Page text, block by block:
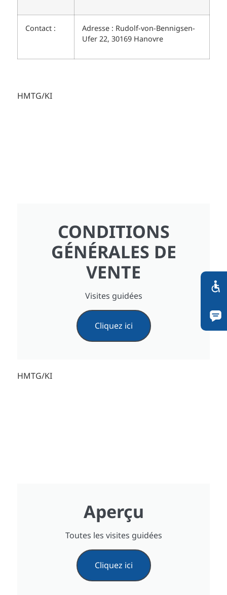
Contact :
Adresse : Rudolf-von-Bennigsen-
Ufer 22, 30169 Hanovre
HMTG/KI
CONDITIONS
GÉNÉRALES DE
VENTE
Visites guidées
Cliquez ici
HMTG/KI
Aperçu
Toutes les visites guidées
Cliquez ici